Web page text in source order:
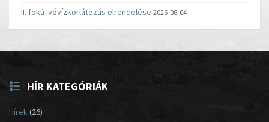
II. fokú ivóvízkorlátozás elrendelése 2026-08-04
HÍR KATEGÓRIÁK
Hírek(26)